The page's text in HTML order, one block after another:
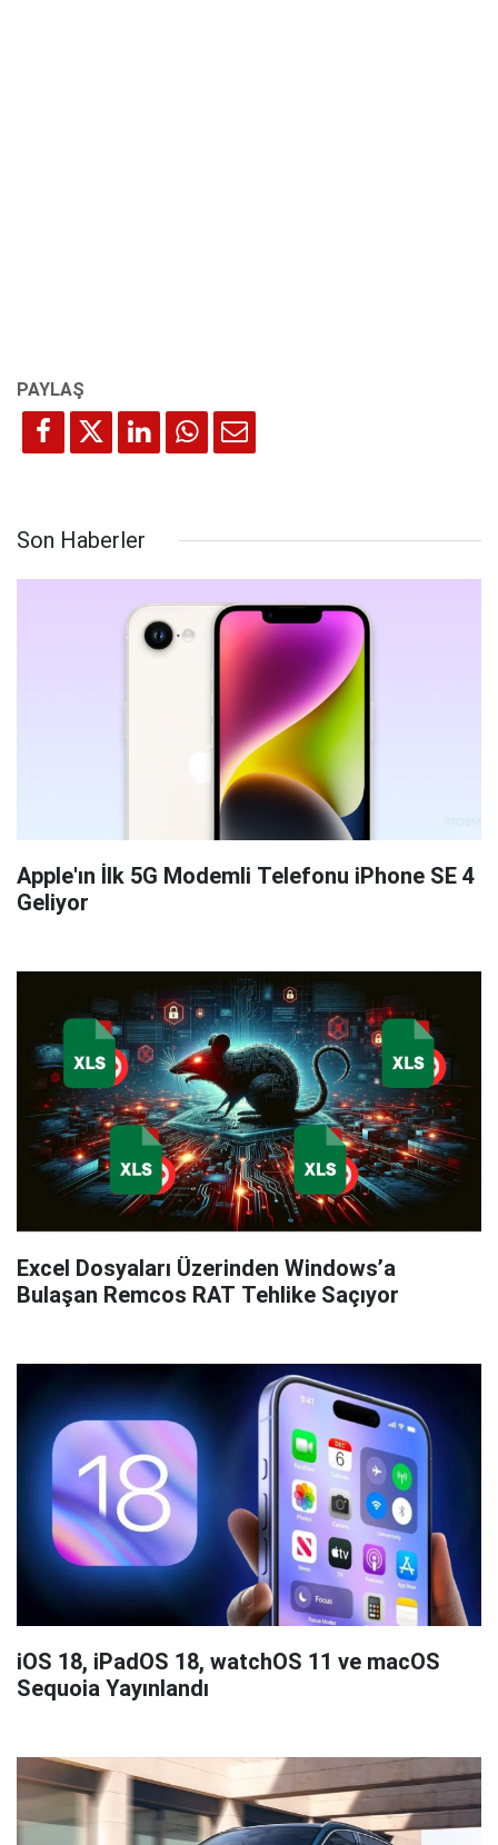
Son Haberler
Apple'ın İlk 5G Modemli Telefonu iPhone SE 4
Geliyor
Excel Dosyaları Üzerinden Windows’a
Bulaşan Remcos RAT Tehlike Saçıyor
iOS 18, iPadOS 18, watchOS 11 ve macOS
Sequoia Yayınlandı